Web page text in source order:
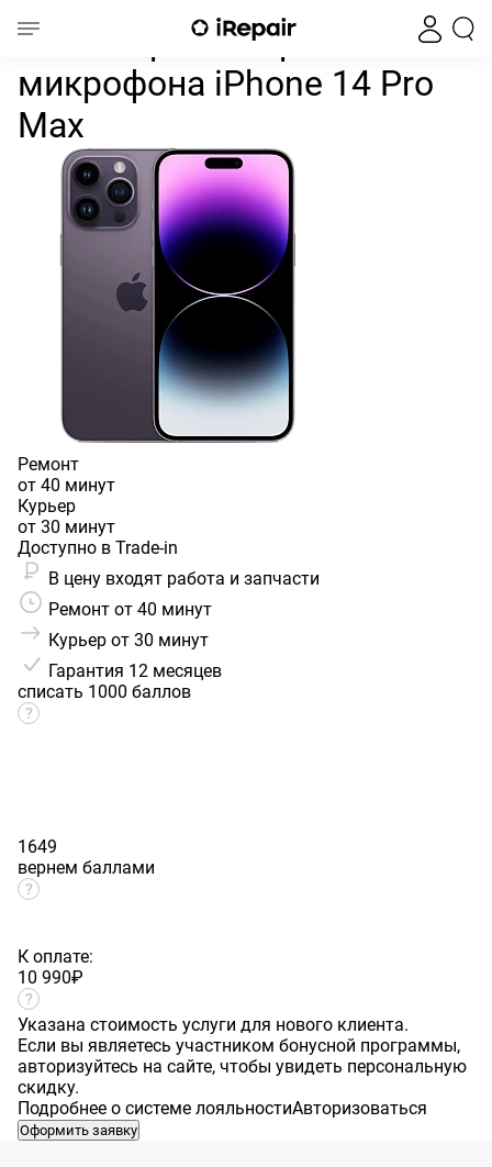
Замена разговорного
Замена разговорного
микрофона iPhone 14 Pro
Max
Ремонт
от 40 минут
Курьер
от 30 минут
Доступно в Trade-in
В цену входят работа и запчасти
Ремонт от 40 минут
Курьер от 30 минут
Гарантия 12 месяцев
списать 1000 баллов
1649
вернем баллами
К оплате:
10 990₽
Указана стоимость услуги для нового клиента.
Если вы являетесь участником бонусной программы,
авторизуйтесь на сайте, чтобы увидеть персональную
скидку.
Подробнее о системе лояльностиАвторизоваться
Оформить заявку